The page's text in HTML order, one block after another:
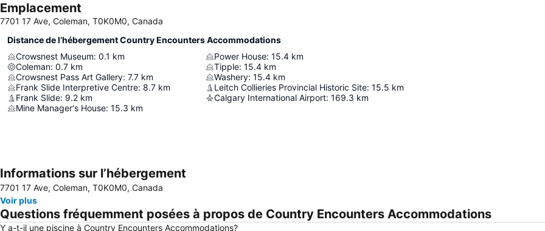
Emplacement
7701 17 Ave, Coleman, T0K0M0, Canada
Distance de l’hébergement Country Encounters Accommodations
Crowsnest Museum: 0.1 km
Coleman: 0.7 km
Crowsnest Pass Art Gallery: 7.7 km
Frank Slide Interpretive Centre: 8.7 km
Frank Slide: 9.2 km
Mine Manager's House: 15.3 km
Power House: 15.4 km
Tipple: 15.4 km
Washery: 15.4 km
Leitch Collieries Provincial Historic Site: 15.5 km
Calgary International Airport: 169.3 km
Informations sur l’hébergement
7701 17 Ave, Coleman, T0K0M0, Canada
Voir plus
Questions fréquemment posées à propos de Country Encounters Accommodations
Y a-t-il une piscine à Country Encounters Accommodations?